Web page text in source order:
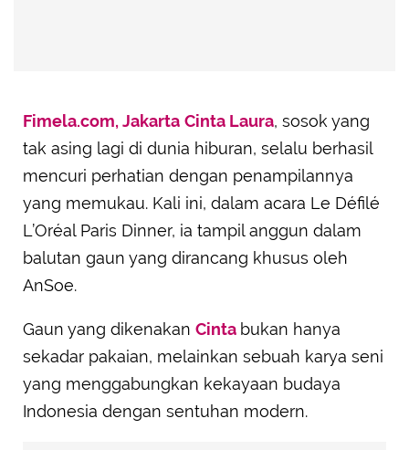
Fimela.com, Jakarta Cinta Laura, sosok yang
tak asing lagi di dunia hiburan, selalu berhasil
mencuri perhatian dengan penampilannya
yang memukau. Kali ini, dalam acara Le Défilé
L’Oréal Paris Dinner, ia tampil anggun dalam
balutan gaun yang dirancang khusus oleh
AnSoe.
Gaun yang dikenakan Cinta bukan hanya
sekadar pakaian, melainkan sebuah karya seni
yang menggabungkan kekayaan budaya
Indonesia dengan sentuhan modern.